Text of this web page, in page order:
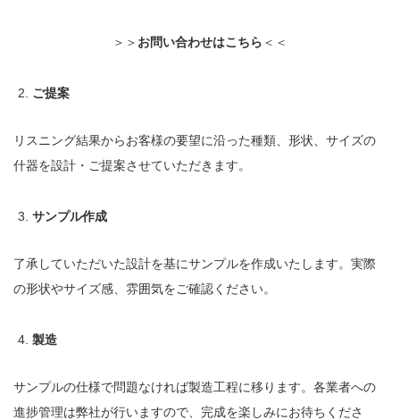
＞＞ お問い合わせはこちら ＜＜
ご提案
リスニング結果からお客様の要望に沿った種類、形状、サイズの
什器を設計・ご提案させていただきます。
サンプル作成
了承していただいた設計を基にサンプルを作成いたします。実際
の形状やサイズ感、雰囲気をご確認ください。
製造
サンプルの仕様で問題なければ製造工程に移ります。各業者への
進捗管理は弊社が行いますので、完成を楽しみにお待ちくださ